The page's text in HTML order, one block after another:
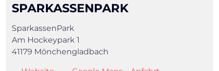
SPARKASSENPARK
SparkassenPark
Am Hockeypark 1
41179 Mönchengladbach